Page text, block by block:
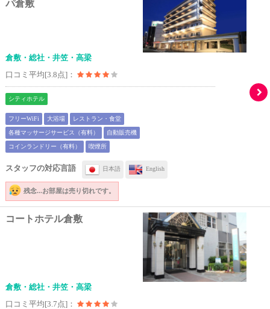
パ倉敷
倉敷・総社・井笠・高梁
口コミ平均[3.8点]：
シティホテル
フリーWiFi 大浴場 レストラン・食堂
各種マッサージサービス（有料） 自動販売機
コインランドリー（有料） 喫煙所
スタッフの対応言語 日本語 English
残念...お部屋は売り切れです。
コートホテル倉敷
倉敷・総社・井笠・高梁
口コミ平均[3.7点]：